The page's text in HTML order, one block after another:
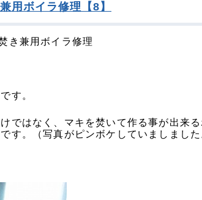
用ボイラ修理【8】
兼用ボイラ修理
す。
ではなく、マキを焚いて作る事が出来
す。（写真がピンボケしていましました